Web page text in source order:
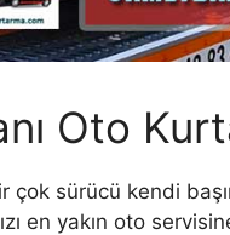
Oto
çok sürücü kendi
en yakın oto